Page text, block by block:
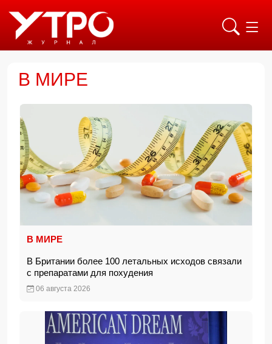
В МИРЕ
В МИРЕ
В Британии более 100 летальных исходов связали
с препаратами для похудения
06 августа 2026